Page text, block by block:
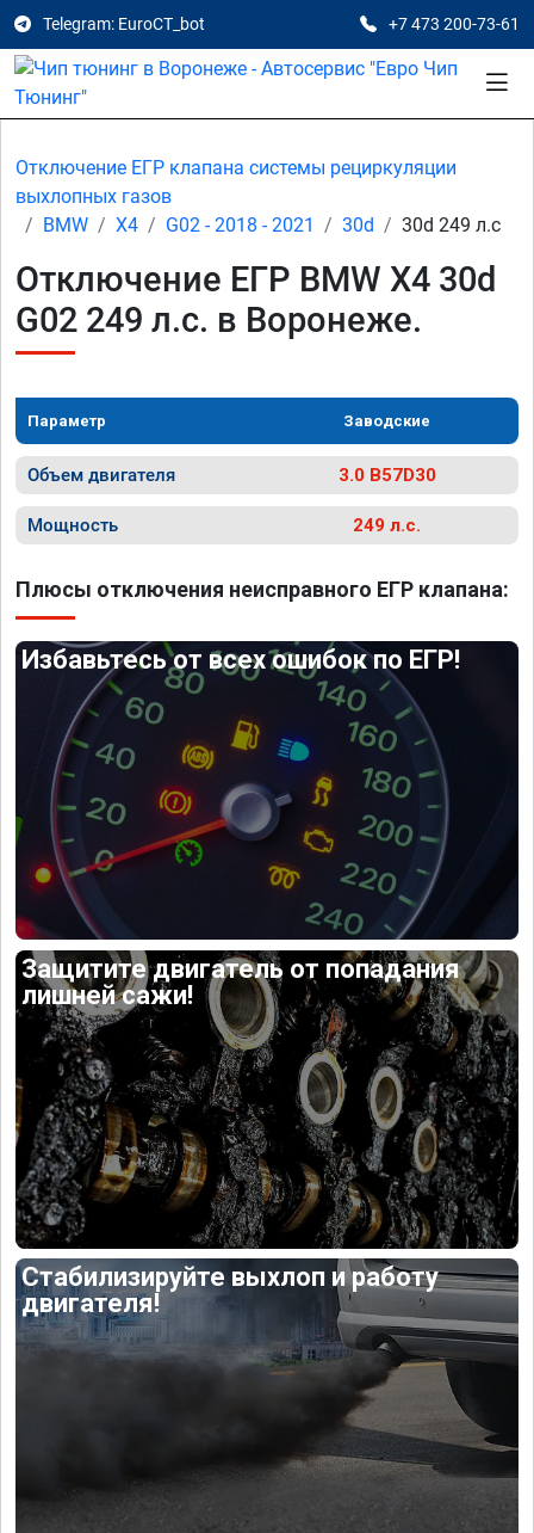
Telegram: EuroCT_bot +7 473 200-73-61
Отключение ЕГР клапана системы рециркуляции
выхлопных газов
BMW
X4 G02 - 2018 - 2021 30d 30d 249 л.с
Отключение ЕГР BMW X4 30d
G02 249 л.с. в Воронеже.
Параметр Заводские
Объем двигателя 3.0 B57D30
Мощность 249 л.с.
Плюсы отключения неисправного ЕГР клапана:
Избавьтесь от всех ошибок по ЕГР!
Защитите двигатель от попадания
лишней сажи!
Стабилизируйте выхлоп и работу
двигателя!